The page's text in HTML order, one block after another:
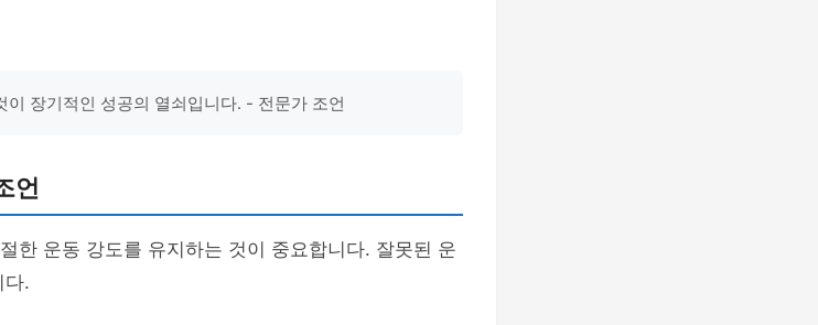
장기적인 성공의 열쇠입니다. - 전문가 조언
언
한 운동 강도를 유지하는 것이 중요합니다. 잘못된 운
다.